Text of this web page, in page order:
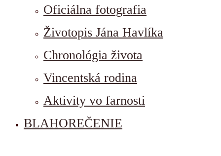
Oficiálna fotografia
Životopis Jána Havlíka
Chronológia života
Vincentská rodina
Aktivity vo farnosti
BLAHOREČENIE